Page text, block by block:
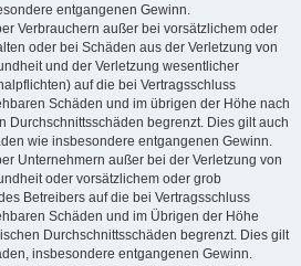
entgangenen Gewinn.
Verbrauchern außer bei vorsätzlichem oder
oder bei Schäden aus der Verletzung von
und der Verletzung wesentlicher
auf die bei Vertragsschluss
Schäden und im übrigen der Höhe nach
Durchschnittsschäden begrenzt. Dies gilt auch
wie insbesondere entgangenen Gewinn.
Unternehmern außer bei der Verletzung von
oder vorsätzlichem oder grob
Betreibers auf die bei Vertragsschluss
Schäden und im Übrigen der Höhe
Durchschnittsschäden begrenzt. Dies gilt
insbesondere entgangenen Gewinn.